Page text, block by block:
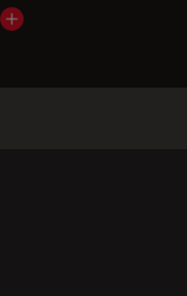
Show local contacts